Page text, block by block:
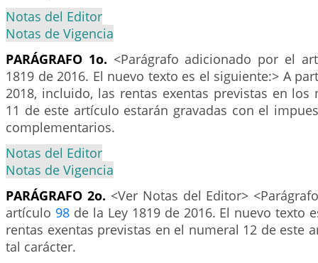
Notas del Editor
Notas de Vigencia
PARÁGRAFO 1o. <Parágrafo adicionado por el
1819 de 2016. El nuevo texto es el siguiente:> A
2018, incluido, las rentas exentas previstas en los
11 de este artículo estarán gravadas con el
complementarios.
Notas del Editor
Notas de Vigencia
PARÁGRAFO 2o. <Ver Notas del Editor>
artículo 98de la Ley 1819 de 2016. El nuevo texto
rentas exentas previstas en el numeral 12 de este
tal carácter.